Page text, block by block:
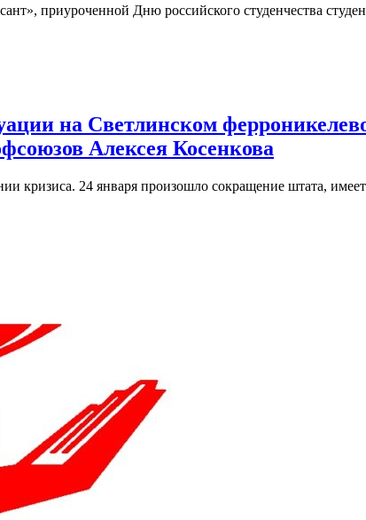
приуроченной Дню российского студенчества
на Светлинском
Алексея Косенкова
кризиса. 24 января произошло сокращение штата,